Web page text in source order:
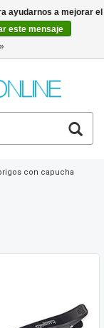
Español €
con capucha
ayudarnos a mejorar el
este mensaje